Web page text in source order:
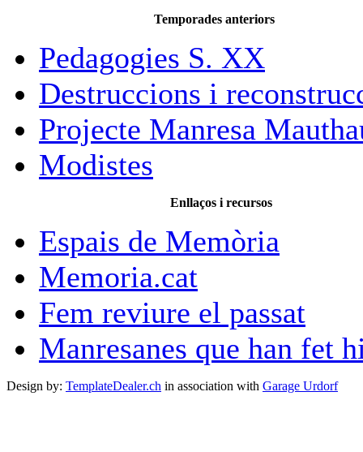
Temporades anteriors
Pedagogies S. XX
Destruccions i
Projecte Manresa
Modistes
Enllaços i recursos
Espais de Memòria
Memoria.cat
Fem reviure el passat
Manresanes que han fet
Design by: TemplateDealer.ch in association with Garage Urdorf